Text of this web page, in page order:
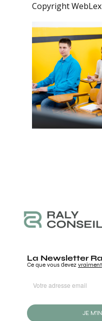
Copyright WebLex
La Newsletter
Ce que vous devez vraiment
JE